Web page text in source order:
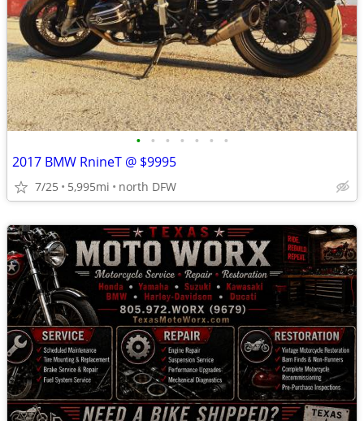
• • • • • • •
2017 BMW RnineT @ $9995
7/25 5,995mi north DFW